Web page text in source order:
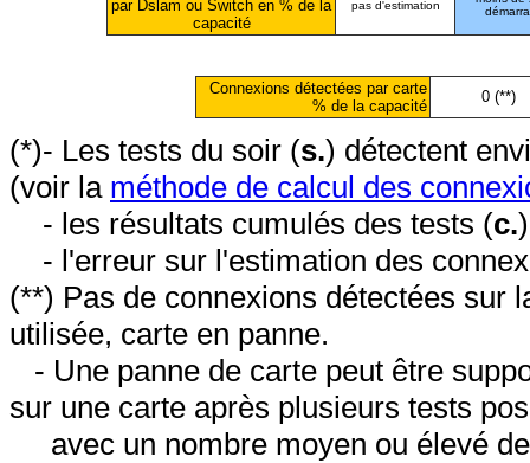
par Dslam ou Switch en % de la
capacité
pas d'estimation
Connexions détectées par carte
% de la capacité
0 (**)
(*)- Les tests du soir (s.) détectent
(voir la méthode de calcul des
- les résultats cumulés des tests (c.
- l'erreur sur l'estimation des
(**) Pas de connexions détectées sur
utilisée, carte en panne.
- Une panne de carte peut être
sur une carte après plusieurs tests
avec un nombre moyen ou élevé